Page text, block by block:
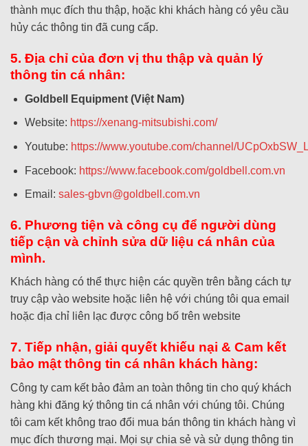
thành mục đích thu thập, hoặc khi khách hàng có yêu cầu
hủy các thông tin đã cung cấp.
5. Địa chỉ của đơn vị thu thập và quản lý
thông tin cá nhân:
Goldbell Equipment (Việt Nam)
Website: https://xenang-mitsubishi.com/
Youtube: https://www.youtube.com/channel/
Facebook: https://www.facebook.com/goldbell.com.vn
Email: sales-gbvn@goldbell.com.vn
6. Phương tiện và công cụ để người dùng
tiếp cận và chỉnh sửa dữ liệu cá nhân của
mình.
Khách hàng có thể thực hiện các quyền trên bằng cách tự
truy cập vào website hoặc liên hệ với chúng tôi qua email
hoặc địa chỉ liên lạc được công bố trên website
7. Tiếp nhận, giải quyết khiếu nại & Cam kết
bảo mật thông tin cá nhân khách hàng:
Công ty cam kết bảo đảm an toàn thông tin cho quý khách
hàng khi đăng ký thông tin cá nhân với chúng tôi. Chúng
tôi cam kết không trao đổi mua bán thông tin khách hàng vì
mục đích thương mại. Mọi sự chia sẻ và sử dụng thông tin